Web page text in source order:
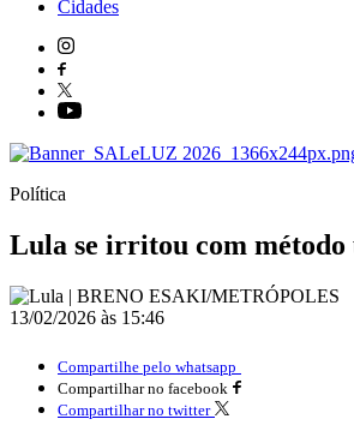
Cidades
Política
Lula se irritou com método
13/02/2026 às 15:46
Compartilhe pelo whatsapp
Compartilhar no facebook
Compartilhar no twitter